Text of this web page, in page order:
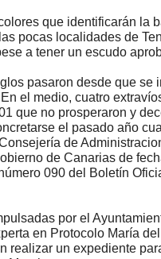
que identificarán la
pocas localidades de
a tener un escudo
pasaron desde que se
el medio, cuatro
que no prosperaron y
el pasado año
de
de Canarias de
090 del Boletín
por el
en Protocolo María
realizar un expediente